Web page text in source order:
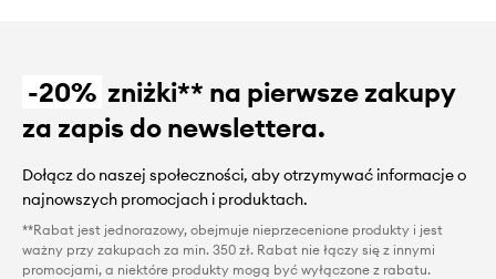
-20% zniżki** na pierwsze zakupy
za zapis do newslettera.
Dołącz do naszej społeczności, aby otrzymywać informacje o
najnowszych promocjach i produktach.
**Rabat jest jednorazowy, obejmuje nieprzecenione produkty i jest
ważny przy zakupach za min. 350 zł. Rabat nie łączy się z innymi
promocjami, a niektóre produkty mogą być wyłączone z rabatu.